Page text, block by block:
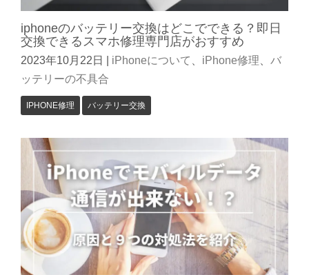
iphoneのバッテリー交換はどこでできる？即日
交換できるスマホ修理専門店がおすすめ
2023年10月22日 iPhoneについて iPhone修理
バ
ッテリーの不具合
IPHONE修理 バッテリー交換